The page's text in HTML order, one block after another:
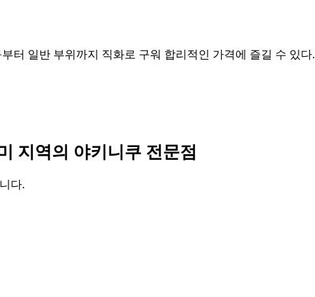
터 일반 부위까지 직화로 구워 합리적인 가격에 즐길 수 있다.
지역의 야키니쿠 전문점
다.